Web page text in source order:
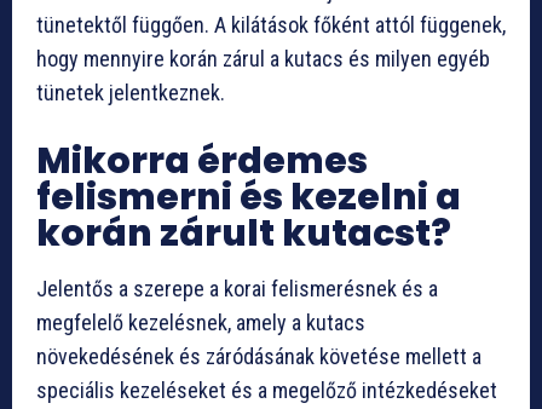
tünetektől függően. A kilátások főként attól függenek,
hogy mennyire korán zárul a kutacs és milyen egyéb
tünetek jelentkeznek.
Mikorra érdemes
felismerni és kezelni a
korán zárult kutacst?
Jelentős a szerepe a korai felismerésnek és a
megfelelő kezelésnek, amely a kutacs
növekedésének és záródásának követése mellett a
speciális kezeléseket és a megelőző intézkedéseket